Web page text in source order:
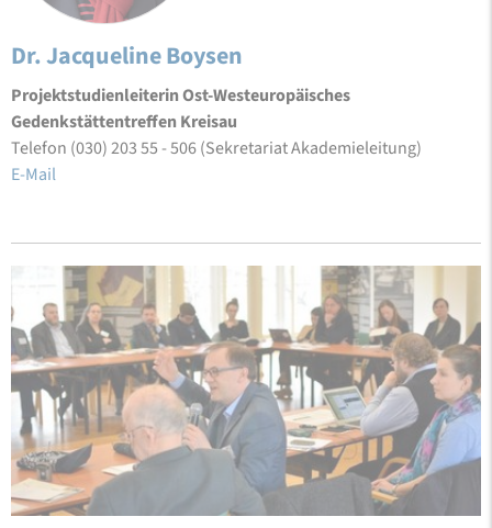
Dr. Jacqueline Boysen
Projektstudienleiterin Ost-Westeuropäisches
Gedenkstättentreffen Kreisau
Telefon (030) 203 55 - 506 (Sekretariat Akademieleitung)
E-Mail